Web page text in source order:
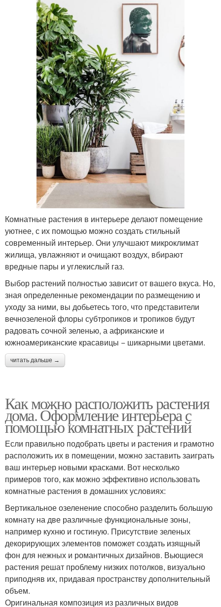
Комнатные растения в интерьере делают помещение
уютнее, с их помощью можно создать стильный
современный интерьер. Они улучшают микроклимат
жилища, увлажняют и очищают воздух, вбирают
вредные пары и углекислый газ.
Выбор растений полностью зависит от вашего вкуса. Но,
зная определенные рекомендации по размещению и
уходу за ними, вы добьетесь того, что представители
вечнозеленой флоры субтропиков и тропиков будут
радовать сочной зеленью, а африканские и
южноамериканские красавицы − шикарными цветами.
читать дальше →
Как можно расположить растения
дома. Оформление интерьера с
помощью комнатных растений
Если правильно подобрать цветы и растения и грамотно
расположить их в помещении, можно заставить заиграть
ваш интерьер новыми красками. Вот несколько
примеров того, как можно эффективно использовать
комнатные растения в домашних условиях:
Вертикальное озеленение способно разделить большую
комнату на две различные функциональные зоны,
например кухню и гостиную. Присутствие зеленых
декорирующих элементов поможет создать изящный
фон для нежных и романтичных дизайнов. Вьющиеся
растения решат проблему низких потолков, визуально
приподняв их, придавая пространству дополнительный
объем.
Оригинальная композиция из различных видов